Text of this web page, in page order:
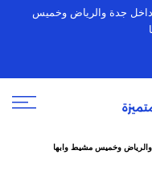
الانتقالللطلبات فوق 100 ريال داخل جدة والرياض وخميس